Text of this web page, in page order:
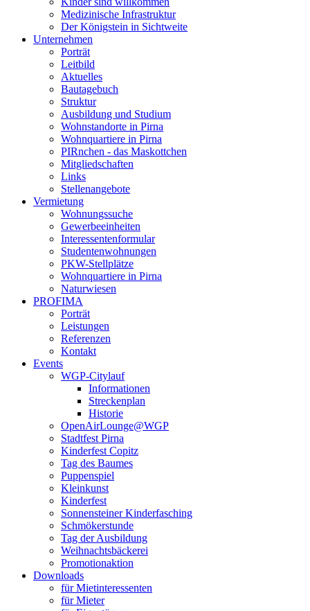
Medizinische Infrastruktur
Der Königstein in Sichtweite
Unternehmen
Porträt
Leitbild
Aktuelles
Bautagebuch
Struktur
Ausbildung und Studium
Wohnstandorte in Pirna
Wohnquartiere in Pirna
PIRnchen - das Maskottchen
Mitgliedschaften
Links
Stellenangebote
Vermietung
Wohnungssuche
Gewerbeeinheiten
Interessentenformular
Studentenwohnungen
PKW-Stellplätze
Wohnquartiere in Pirna
Naturwiesen
PROFIMA
Porträt
Leistungen
Referenzen
Kontakt
Events
WGP-Citylauf
Informationen
Streckenplan
Historie
OpenAirLounge@WGP
Stadtfest Pirna
Kinderfest Copitz
Tag des Baumes
Puppenspiel
Kleinkunst
Kinderfest
Sonnensteiner Kinderfasching
Schmökerstunde
Tag der Ausbildung
Weihnachtsbäckerei
Promotionaktion
Downloads
für Mietinteressenten
für Mieter